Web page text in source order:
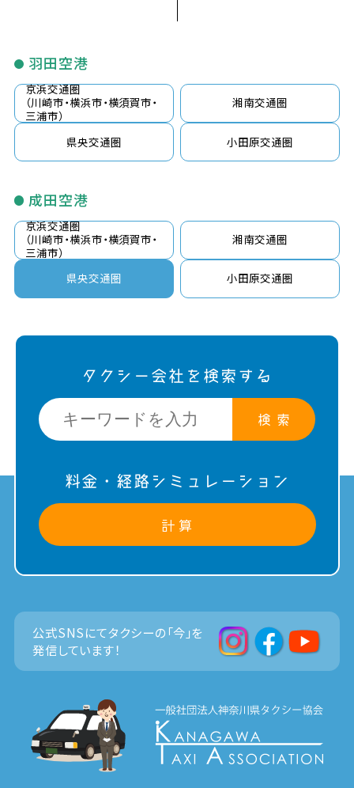
羽田空港
京浜交通圏
（川崎市・横浜市・横須賀市・
三浦市）
湘南交通圏
県央交通圏 小田原交通圏
成田空港
京浜交通圏
（川崎市・横浜市・横須賀市・
三浦市）
湘南交通圏
県央交通圏 小田原交通圏
タクシー会社を検索する
検 索
料金・経路シミュレーション
計 算
公式SNSにてタクシーの「今」を
発信しています！